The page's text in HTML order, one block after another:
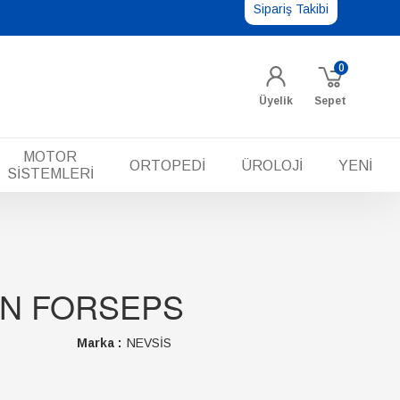
Sipariş Takibi
Üyelik Sepet
0
MOTOR
SİSTEMLERİ
ORTOPEDİ ÜROLOJİ YENİ
FORSEPS
Marka : NEVSİS